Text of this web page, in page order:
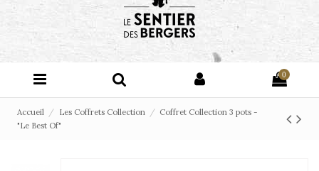
0
Accueil Les Coffrets Collection
Coffret Collection 3 pots -
"Le Best Of"